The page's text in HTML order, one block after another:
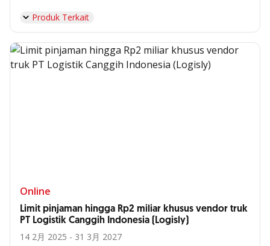
Produk Terkait
Online
Limit pinjaman hingga Rp2 miliar khusus vendor truk
PT Logistik Canggih Indonesia (Logisly)
14 2月 2025 - 31 3月 2027